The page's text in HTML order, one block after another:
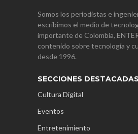
Somos los periodistas e
escribimos el medio de
importante de Colombia,
contenido sobre tecnología y
desde 1996.
SECCIONES DESTACADAS
Cultura Digital
Eventos
Entretenimiento